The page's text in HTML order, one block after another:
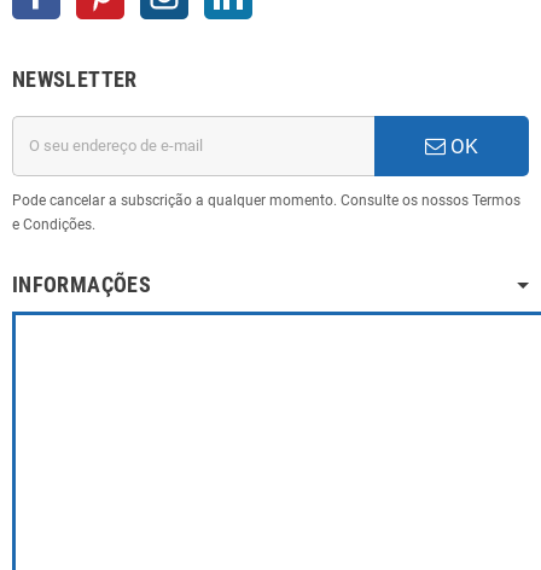
NEWSLETTER
OK
Pode cancelar a subscrição a qualquer momento. Consulte os nossos Termos
e Condições.
INFORMAÇÕES